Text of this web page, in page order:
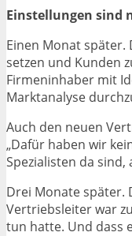
Einstellungen sind
Einen Monat später.
setzen und Kunden
Firmeninhaber mit
Marktanalyse
Auch den neuen
„Dafür haben wir
Spezialisten da
Drei Monate später.
Vertriebsleiter war
tun hatte. Und dass